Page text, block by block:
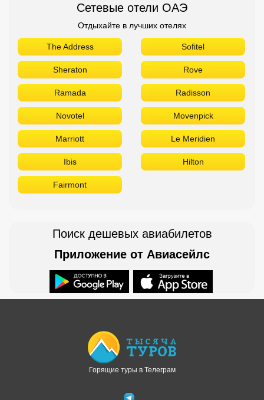
Сетевые отели ОАЭ
Отдыхайте в лучших отелях
The Address Sofitel
Sheraton Rove
Ramada Radisson
Novotel Movenpick
Marriott Le Meridien
Ibis Hilton
Fairmont
Поиск дешевых авиабилетов
Приложение от Авиасейлс
Горящие туры в Телеграм